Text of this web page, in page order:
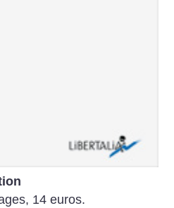
14 euros.